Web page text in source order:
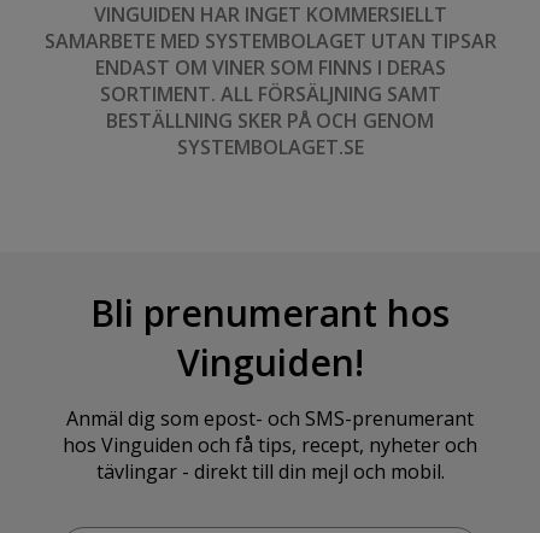
VINGUIDEN HAR INGET KOMMERSIELLT
SAMARBETE MED SYSTEMBOLAGET UTAN TIPSAR
ENDAST OM VINER SOM FINNS I DERAS
SORTIMENT. ALL FÖRSÄLJNING SAMT
BESTÄLLNING SKER PÅ OCH GENOM
SYSTEMBOLAGET.SE
Bli prenumerant hos
Vinguiden!
Anmäl dig som epost- och SMS-prenumerant
hos Vinguiden och få tips, recept, nyheter och
tävlingar - direkt till din mejl och mobil.